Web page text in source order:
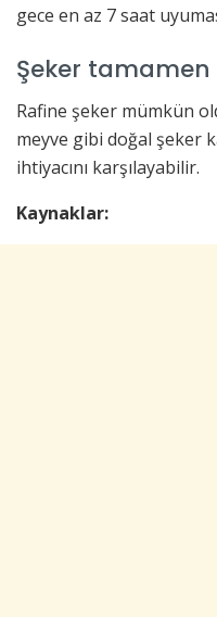
gece en az 7 saat
Şeker tamamen
Rafine şeker mümkün
meyve gibi doğal şeker
ihtiyacını karşılayabilir.
Kaynaklar: